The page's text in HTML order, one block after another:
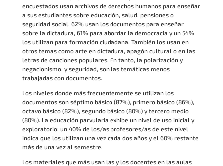
encuestados usan archivos de derechos humanos para enseñar
a sus estudiantes sobre educación, salud, pensiones o
seguridad social, 62% usan los documentos para enseñar
sobre la dictadura, 61% para abordar la democracia y un 54%
los utilizan para formación ciudadana. También los usan en
otros temas como arte en dictadura, apagón cultural o en las
letras de canciones populares. En tanto, la polarización y
negacionismo, y seguridad, son las temáticas menos
trabajadas con documentos.
Los niveles donde más frecuentemente se utilizan los
documentos son séptimo básico (87%), primero básico (86%),
octavo básico (82%), segundo básico (80%) y tercero medio
(80%). La educación parvularia exhibe un nivel de uso inicial y
exploratorio: un 40% de los/as profesores/as de este nivel
indica que los utilizan una vez cada dos años y el 60% restante
más de una vez al semestre.
Los materiales que más usan las y los docentes en las aulas